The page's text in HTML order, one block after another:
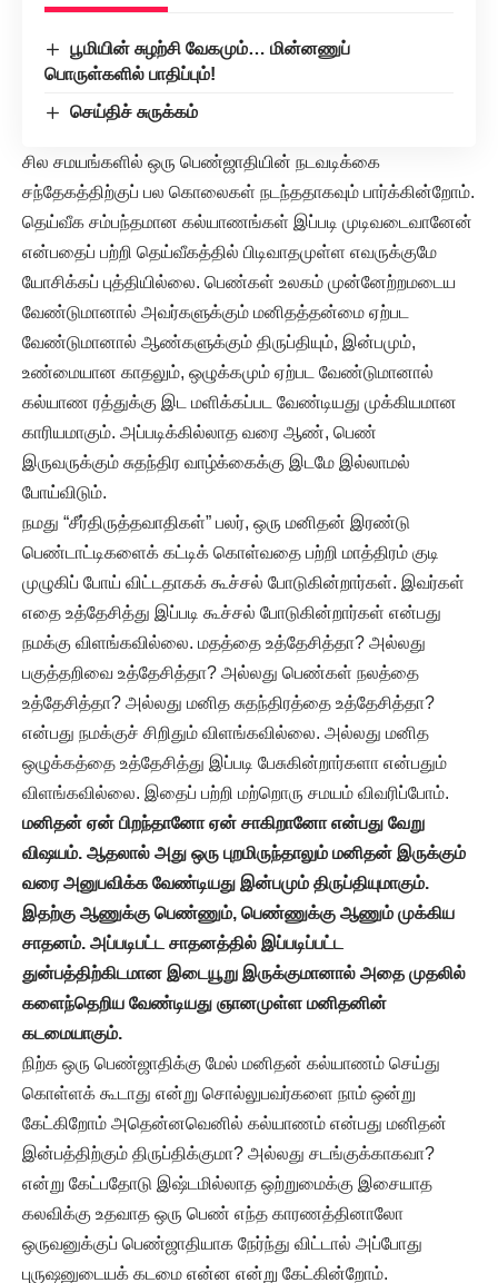
பூமியின் சுழற்சி வேகமும்… மின்னணுப்
பொருள்களில் பாதிப்பும்!
செய்திச் சுருக்கம்
சில சமயங்களில் ஒரு பெண்ஜாதியின் நடவடிக்கை
சந்தேகத்திற்குப் பல கொலைகள் நடந்ததாகவும் பார்க்கின்றோம்.
தெய்வீக சம்பந்தமான கல்யாணங்கள் இப்படி முடிவடைவானேன்
என்பதைப் பற்றி தெய்வீகத்தில் பிடிவாதமுள்ள எவருக்குமே
யோசிக்கப் புத்தியில்லை. பெண்கள் உலகம் முன்னேற்றமடைய
வேண்டுமானால் அவர்களுக்கும் மனிதத்தன்மை ஏற்பட
வேண்டுமானால் ஆண்களுக்கும் திருப்தியும், இன்பமும்,
உண்மையான காதலும், ஒழுக்கமும் ஏற்பட வேண்டுமானால்
கல்யாண ரத்துக்கு இட மளிக்கப்பட வேண்டியது முக்கியமான
காரியமாகும். அப்படிக்கில்லாத வரை ஆண், பெண்
இருவருக்கும் சுதந்திர வாழ்க்கைக்கு இடமே இல்லாமல்
போய்விடும்.
நமது “சீர்திருத்தவாதிகள்” பலர், ஒரு மனிதன் இரண்டு
பெண்டாட்டிகளைக் கட்டிக் கொள்வதை பற்றி மாத்திரம் குடி
முழுகிப் போய் விட்டதாகக் கூச்சல் போடுகின்றார்கள். இவர்கள்
எதை உத்தேசித்து இப்படி கூச்சல் போடுகின்றார்கள் என்பது
நமக்கு விளங்கவில்லை. மதத்தை உத்தேசித்தா? அல்லது
பகுத்தறிவை உத்தேசித்தா? அல்லது பெண்கள் நலத்தை
உத்தேசித்தா? அல்லது மனித சுதந்திரத்தை உத்தேசித்தா?
என்பது நமக்குச் சிறிதும் விளங்கவில்லை. அல்லது மனித
ஒழுக்கத்தை உத்தேசித்து இப்படி பேசுகின்றார்களா என்பதும்
விளங்கவில்லை. இதைப் பற்றி மற்றொரு சமயம் விவரிப்போம்.
மனிதன் ஏன் பிறந்தானோ ஏன் சாகிறானோ என்பது வேறு
விஷயம். ஆதலால் அது ஒரு புறமிருந்தாலும் மனிதன் இருக்கும்
வரை அனுபவிக்க வேண்டியது இன்பமும் திருப்தியுமாகும்.
இதற்கு ஆணுக்கு பெண்ணும், பெண்ணுக்கு ஆணும் முக்கிய
சாதனம். அப்படிபட்ட சாதனத்தில் இப்படிப்பட்ட
துன்பத்திற்கிடமான இடையூறு இருக்குமானால் அதை முதலில்
களைந்தெறிய வேண்டியது ஞானமுள்ள மனிதனின்
கடமையாகும்.
நிற்க ஒரு பெண்ஜாதிக்கு மேல் மனிதன் கல்யாணம் செய்து
கொள்ளக் கூடாது என்று சொல்லுபவர்களை நாம் ஒன்று
கேட்கிறோம் அதென்னவெனில் கல்யாணம் என்பது மனிதன்
இன்பத்திற்கும் திருப்திக்குமா? அல்லது சடங்குக்காகவா?
என்று கேட்பதோடு இஷ்டமில்லாத ஒற்றுமைக்கு இசையாத
கலவிக்கு உதவாத ஒரு பெண் எந்த காரணத்தினாலோ
ஒருவனுக்குப் பெண்ஜாதியாக நேர்ந்து விட்டால் அப்போது
புருஷனுடையக் கடமை என்ன என்று கேட்கின்றோம்.